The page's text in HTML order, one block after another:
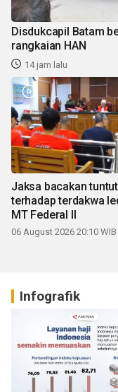
Disdukcapil Batam
rangkaian HAN
14 jam lalu
Jaksa bacakan
terhadap terdakwa
MT Federal II
06 August 2026 20:10 WIB
Infografik